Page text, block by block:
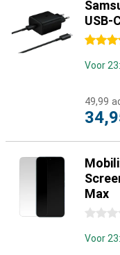
USB-
4.5
Voor
49,99
Max
0
Voor